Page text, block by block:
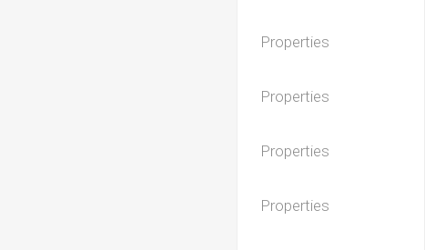
Properties
Properties
Properties
Properties